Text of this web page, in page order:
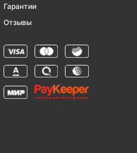
Гарантии
Отзывы